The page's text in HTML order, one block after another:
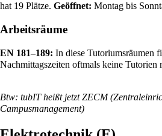
hat 19 Plätze. Geöffnet: Montag bis
Arbeitsräume
EN 181–189: In diese Tutoriumsräumen
Nachmittagszeiten oftmals keine Tutorien
Btw: tubIT heißt jetzt ZECM
Campusmanagement)